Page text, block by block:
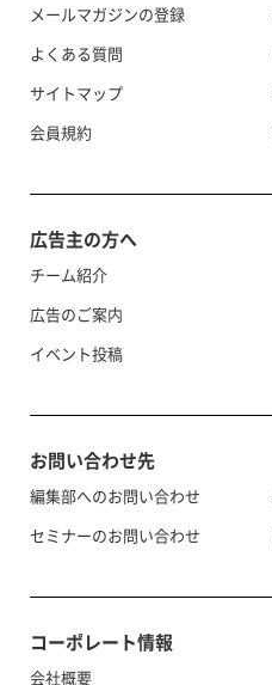
メールマガジンの登録
よくある質問
サイトマップ
会員規約
広告主の方へ
チーム紹介
広告のご案内
イベント投稿
お問い合わせ先
編集部へのお問い合わせ
セミナーのお問い合わせ
コーポレート情報
会社概要